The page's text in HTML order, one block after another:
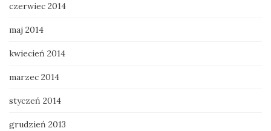
czerwiec 2014
maj 2014
kwiecień 2014
marzec 2014
styczeń 2014
grudzień 2013